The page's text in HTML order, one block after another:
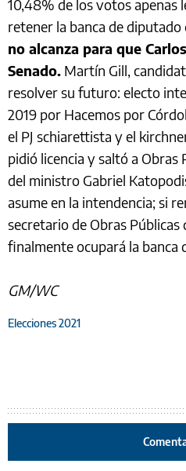
10,48% de los votos apenas
retener la banca de diputado
no alcanza para que
Senado. Martín Gill,
resolver su futuro: electo
2019 por Hacemos por
el PJ schiarettista y el
pidió licencia y saltó a Obras
del ministro Gabriel
asume en la intendencia; si
secretario de Obras Públicas
finalmente ocupará la banca
GM/WC
Elecciones 2021